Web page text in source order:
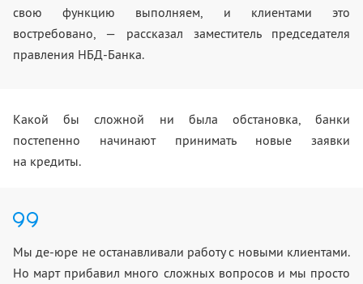
свою функцию выполняем, и клиентами это
востребовано, — рассказал заместитель председателя
правления НБД-Банка.
Какой бы сложной ни была обстановка, банки
постепенно начинают принимать новые заявки
на кредиты.
Мы де-юре не останавливали работу с новыми клиентами.
Но март прибавил много сложных вопросов и мы просто